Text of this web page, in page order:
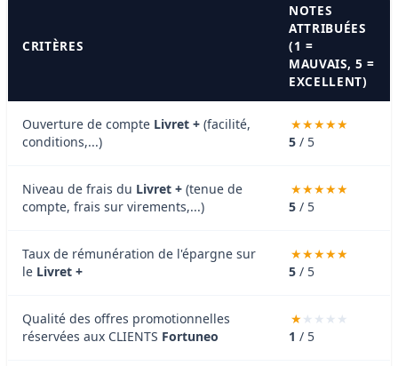
CRITÈRES
NOTES
ATTRIBUÉES
(1 =
MAUVAIS, 5 =
EXCELLENT)
Ouverture de compte Livret + (facilité,
conditions,...)
5 / 5
Niveau de frais du Livret + (tenue de
compte, frais sur virements,...)
5 / 5
Taux de rémunération de l'épargne sur
le Livret + 5 / 5
Qualité des offres promotionnelles
réservées aux CLIENTS Fortuneo 1 / 5